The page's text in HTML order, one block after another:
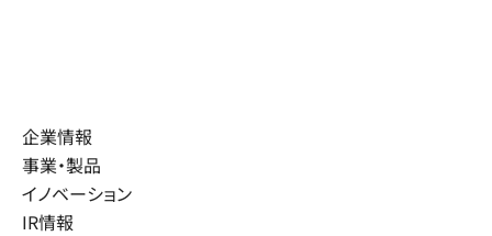
企業情報
事業・製品
イノベーション
IR情報